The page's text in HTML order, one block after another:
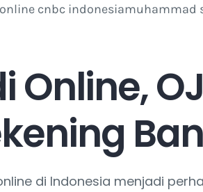
Online,
di Indonesia menjadi